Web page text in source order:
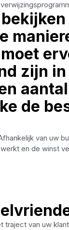
zijn
de
van uw
en de winst
traject van uw